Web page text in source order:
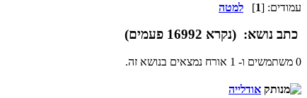
עמודים: [1
] למטה
כתב נושא: (נקרא 16992 פעמים)
0 משתמשים ו- 1 אורח נמצאים בנושא זה.
אודלייה